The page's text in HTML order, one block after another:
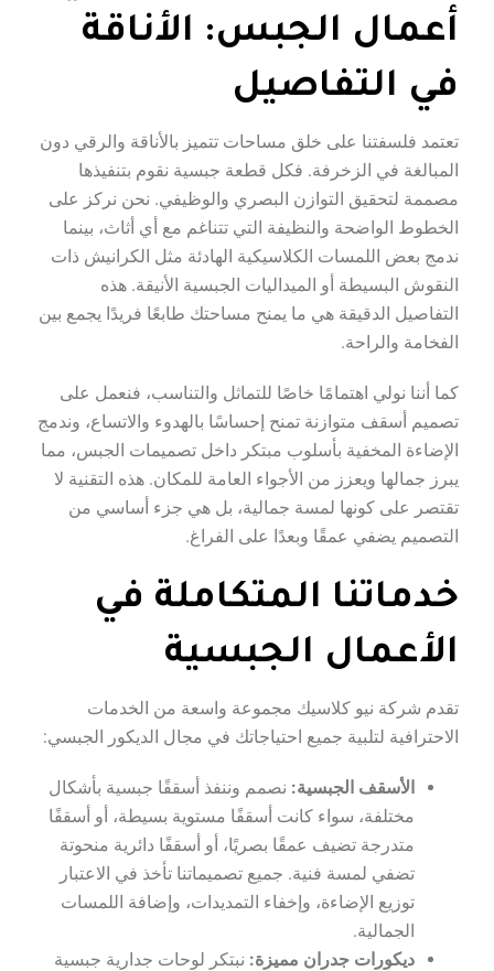
أعمال الجبس: الأناقة
في التفاصيل
تعتمد فلسفتنا على خلق مساحات تتميز بالأناقة والرقي دون
المبالغة في الزخرفة. فكل قطعة جبسية نقوم بتنفيذها
مصممة لتحقيق التوازن البصري والوظيفي. نحن نركز على
الخطوط الواضحة والنظيفة التي تتناغم مع أي أثاث، بينما
ندمج بعض اللمسات الكلاسيكية الهادئة مثل الكرانيش ذات
النقوش البسيطة أو الميداليات الجبسية الأنيقة. هذه
التفاصيل الدقيقة هي ما يمنح مساحتك طابعًا فريدًا يجمع بين
الفخامة والراحة.
كما أننا نولي اهتمامًا خاصًا للتماثل والتناسب، فنعمل على
تصميم أسقف متوازنة تمنح إحساسًا بالهدوء والاتساع، وندمج
الإضاءة المخفية بأسلوب مبتكر داخل تصميمات الجبس، مما
يبرز جمالها ويعزز من الأجواء العامة للمكان. هذه التقنية لا
تقتصر على كونها لمسة جمالية، بل هي جزء أساسي من
التصميم يضفي عمقًا وبعدًا على الفراغ.
خدماتنا المتكاملة في
الأعمال الجبسية
تقدم شركة نيو كلاسيك مجموعة واسعة من الخدمات
الاحترافية لتلبية جميع احتياجاتك في مجال الديكور الجبسي:
الأسقف الجبسية: نصمم وننفذ أسقفًا جبسية بأشكال
مختلفة، سواء كانت أسقفًا مستوية بسيطة، أو أسقفًا
متدرجة تضيف عمقًا بصريًا، أو أسقفًا دائرية منحوتة
تضفي لمسة فنية. جميع تصميماتنا تأخذ في الاعتبار
توزيع الإضاءة، وإخفاء التمديدات، وإضافة اللمسات
الجمالية.
ديكورات جدران مميزة: نبتكر لوحات جدارية جبسية